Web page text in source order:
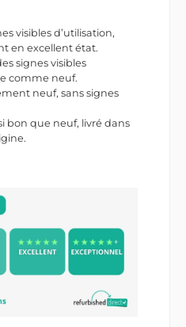
visibles d’utilisation,
en excellent état.
signes visibles
comme neuf.
neuf, sans signes
bon que neuf, livré dans